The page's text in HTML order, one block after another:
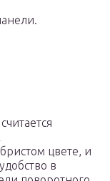
цвете, и
в